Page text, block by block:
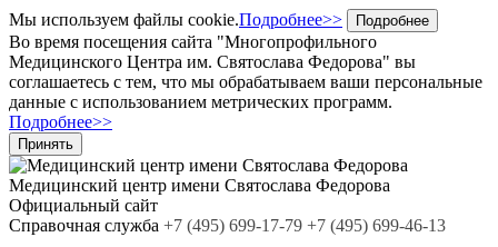
Мы используем файлы cookie.Подробнее>> Подробнее
Во время посещения сайта "Многопрофильного
Медицинского Центра им. Святослава Федорова" вы
соглашаетесь с тем, что мы обрабатываем ваши персональные
данные с использованием метрических программ.
Подробнее>>
Принять
Медицинский центр имени Святослава Федорова
Официальный сайт
Cправочная служба +7 (495) 699-17-79 +7 (495) 699-46-13